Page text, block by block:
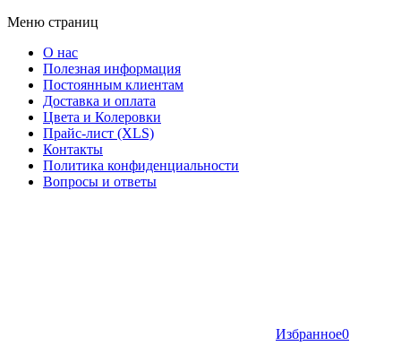
Меню страниц
О нас
Полезная информация
Постоянным клиентам
Доставка и оплата
Цвета и Колеровки
Прайс-лист (XLS)
Контакты
Политика конфиденциальности
Вопросы и ответы
Избранное0